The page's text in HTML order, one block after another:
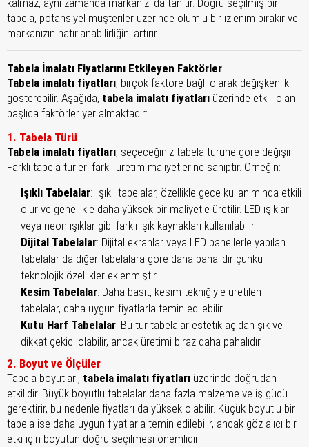
kalmaz, aynı zamanda markanızı da tanıtır. Doğru seçilmiş bir
tabela, potansiyel müşteriler üzerinde olumlu bir izlenim bırakır ve
markanızın hatırlanabilirliğini artırır.
Tabela İmalatı Fiyatlarını Etkileyen Faktörler
Tabela imalatı fiyatları, birçok faktöre bağlı olarak değişkenlik
gösterebilir. Aşağıda, tabela imalatı fiyatları üzerinde etkili olan
başlıca faktörler yer almaktadır:
1. Tabela Türü
Tabela imalatı fiyatları, seçeceğiniz tabela türüne göre değişir.
Farklı tabela türleri farklı üretim maliyetlerine sahiptir. Örneğin:
Işıklı Tabelalar: Işıklı tabelalar, özellikle gece kullanımında etkili
olur ve genellikle daha yüksek bir maliyetle üretilir. LED ışıklar
veya neon ışıklar gibi farklı ışık kaynakları kullanılabilir.
Dijital Tabelalar: Dijital ekranlar veya LED panellerle yapılan
tabelalar da diğer tabelalara göre daha pahalıdır çünkü
teknolojik özellikler eklenmiştir.
Kesim Tabelalar: Daha basit, kesim tekniğiyle üretilen
tabelalar, daha uygun fiyatlarla temin edilebilir.
Kutu Harf Tabelalar: Bu tür tabelalar estetik açıdan şık ve
dikkat çekici olabilir, ancak üretimi biraz daha pahalıdır.
2. Boyut ve Ölçüler
Tabela boyutları, tabela imalatı fiyatları üzerinde doğrudan
etkilidir. Büyük boyutlu tabelalar daha fazla malzeme ve iş gücü
gerektirir, bu nedenle fiyatları da yüksek olabilir. Küçük boyutlu bir
tabela ise daha uygun fiyatlarla temin edilebilir, ancak göz alıcı bir
etki için boyutun doğru seçilmesi önemlidir.